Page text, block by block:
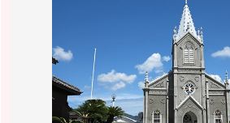
料金／無料
開館時間／9:00～17:00 ※教会は
を守って拝観してください。なお
です。※葬儀・結婚式など教会行